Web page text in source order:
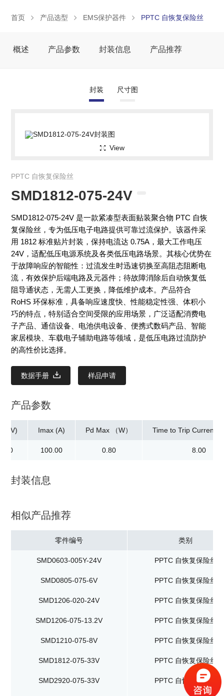
首页 产品选型 EMS保护器件 PPTC 自恢复保险丝
概述 产品参数 封装信息 产品推荐
封装 尺寸图
View
PPTC 自恢复保险丝
SMD1812-075-24V
SMD1812-075-24V 是一款紧凑型表面贴装聚合物 PTC 自恢
复保险丝，专为低压电子电路提供可靠过流保护。该器件采
用 1812 标准贴片封装，保持电流达 0.75A，最大工作电压
24V，适配低压电源系统及各类低压电路场景。其核心优势在
于故障响应的智能性：过流发生时迅速切换至高阻态阻断电
流，有效保护后端电路及元器件；待故障消除后自动恢复低
阻导通状态，无需人工更换，降低维护成本。产品符合
RoHS 环保标准，具备响应速度快、性能稳定性强、体积小
巧的特点，特别适合空间受限的应用场景，广泛适配消费电
子产品、通信设备、电池供电设备、便携式数码产品、智能
家居模块、车载电子辅助电路等领域，是低压电路过流防护
的高性价比选择。
数据手册 样品申请
产品参数
Imax (A)
100.00
Pd Max （W）
0.80
Time to Trip
8.00
封装信息
相似产品推荐
零件编号 类别
SMD0603-005Y-24V PPTC 自恢复保险丝
SMD0805-075-6V PPTC 自恢复保险丝
SMD1206-020-24V PPTC 自恢复保险丝
SMD1206-075-13.2V PPTC 自恢复保险丝
SMD1210-075-8V PPTC 自恢复保险丝
SMD1812-075-33V PPTC 自恢复保险丝
SMD2920-075-33V PPTC 自恢复保险丝